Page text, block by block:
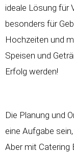
ideale Lösung für
besonders für
Hochzeiten und
Speisen und
Erfolg werden!
Die Planung und
eine Aufgabe
Aber mit Catering